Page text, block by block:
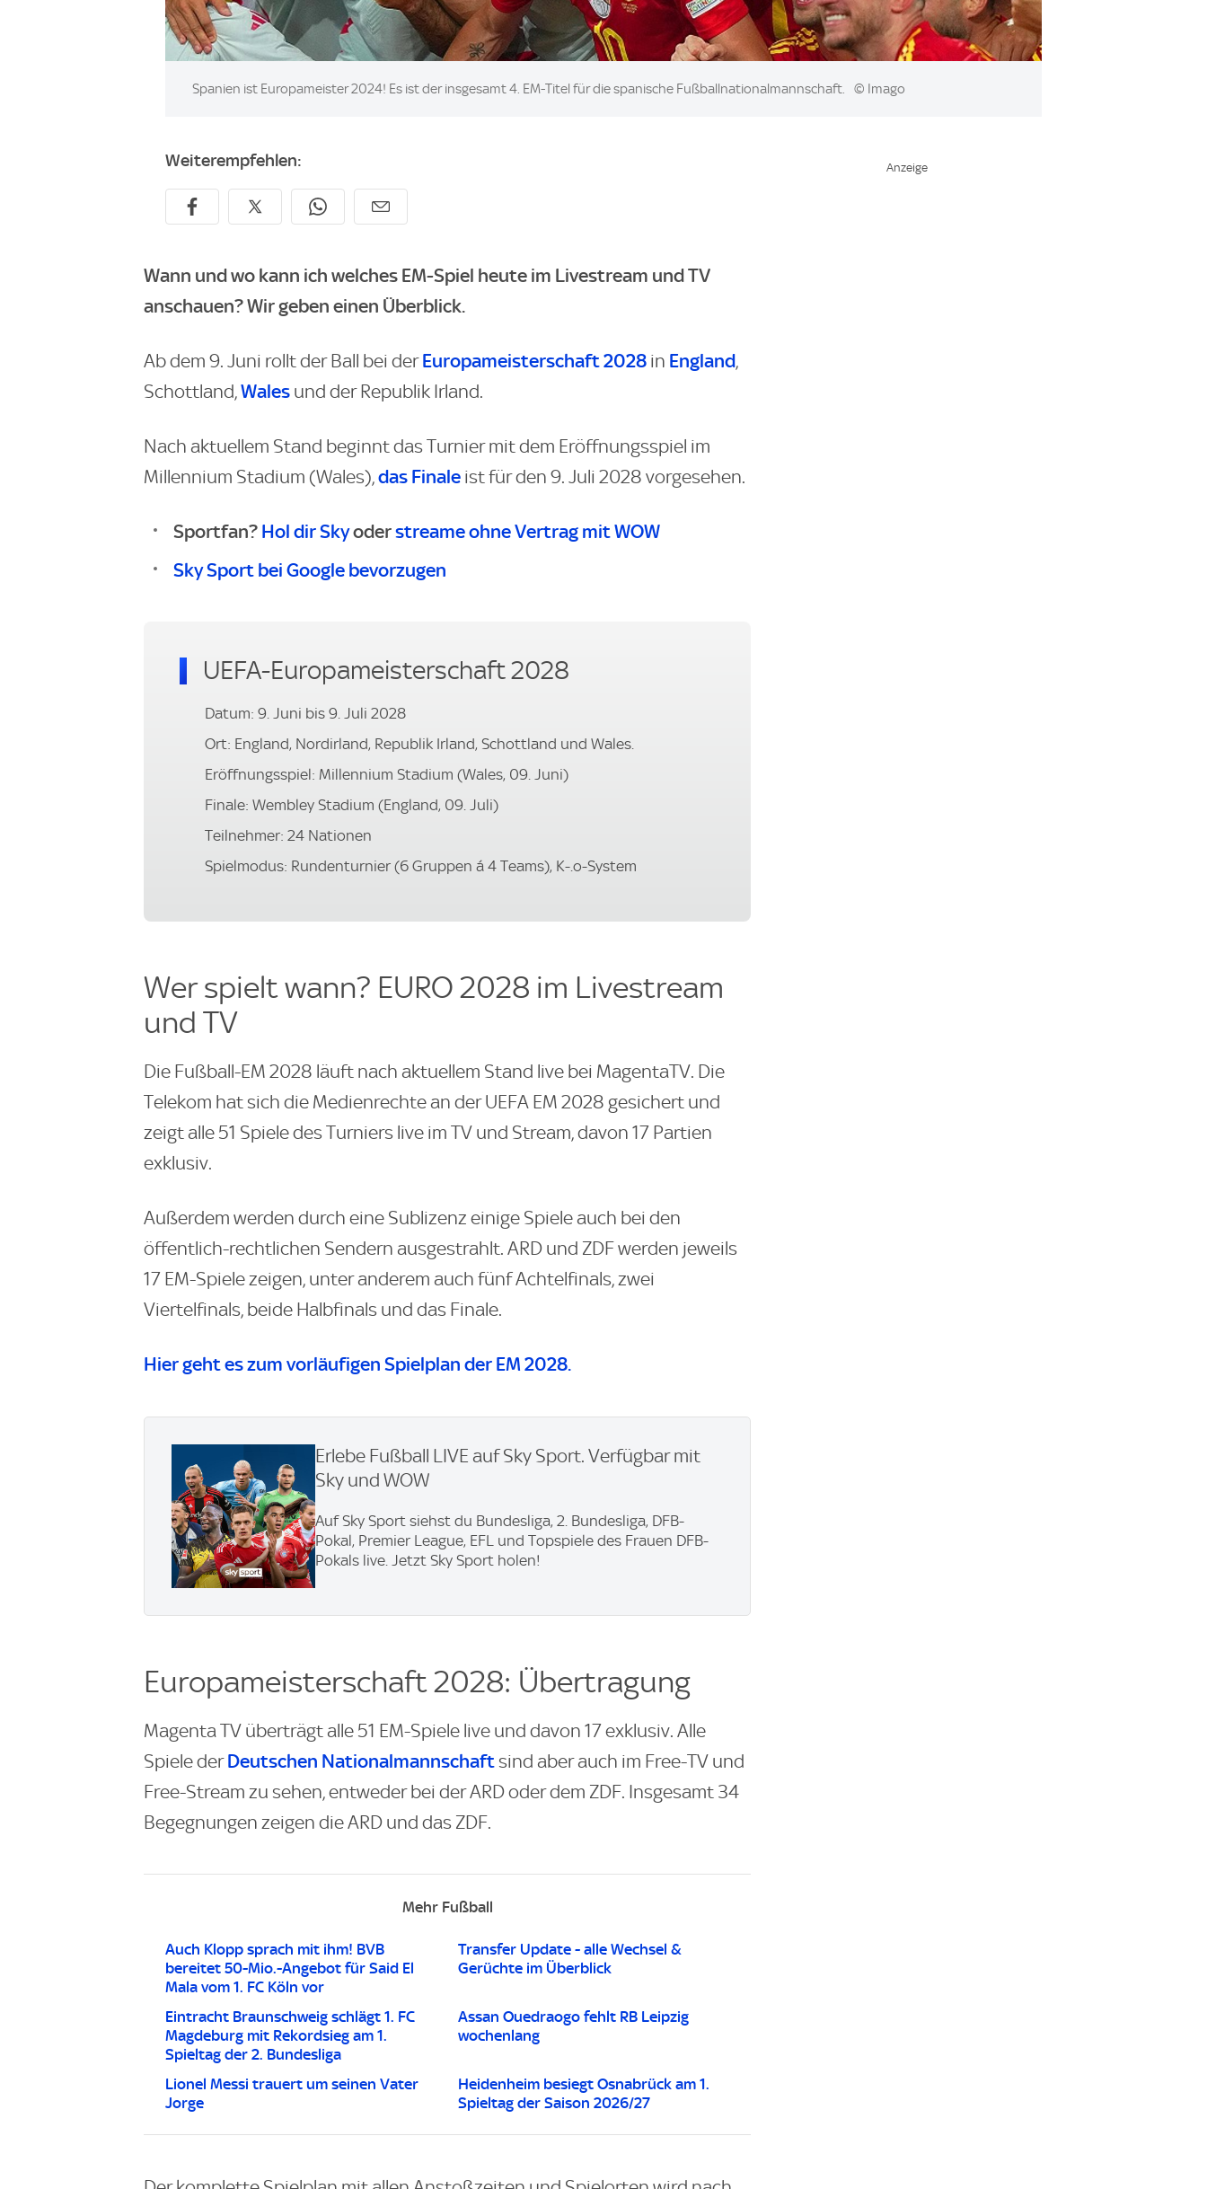
Image:
Spanien ist Europameister 2024! Es ist der insgesamt 4. EM-Titel für die spanische Fußballnationalmannschaft. © Imago
Weiterempfehlen:
Wann und wo kann ich welches EM-Spiel heute im Livestream und TV
anschauen? Wir geben einen Überblick.
Ab dem 9. Juni rollt der Ball bei derEuropameisterschaft 2028 in England,
Schottland,Wales und der Republik Irland.
Nach aktuellem Stand beginnt das Turnier mit dem Eröffnungsspiel im
Millennium Stadium (Wales),das Finale ist für den 9. Juli 2028 vorgesehen.
Sportfan? Hol dir Skyoderstreame ohne Vertrag mit WOW
Sky Sport bei Google bevorzugen
UEFA-Europameisterschaft 2028
Datum: 9. Juni bis 9. Juli 2028
Ort: England, Nordirland, Republik Irland, Schottland und Wales.
Eröffnungsspiel: Millennium Stadium (Wales, 09. Juni)
Finale: Wembley Stadium (England, 09. Juli)
Teilnehmer: 24 Nationen
Spielmodus: Rundenturnier (6 Gruppen á 4 Teams), K-.o-System
Wer spielt wann? EURO 2028 im Livestream
und TV
Die Fußball-EM 2028 läuft nach aktuellem Stand live bei MagentaTV. Die
Telekom hat sich die Medienrechte an der UEFA EM 2028 gesichert und
zeigt alle 51 Spiele des Turniers live im TV und Stream, davon 17 Partien
exklusiv.
Außerdem werden durch eine Sublizenz einige Spiele auch bei den
öffentlich-rechtlichen Sendern ausgestrahlt. ARD und ZDF werden jeweils
17 EM-Spiele zeigen, unter anderem auch fünf Achtelfinals, zwei
Viertelfinals, beide Halbfinals und das Finale.
Hier geht es zum vorläufigen Spielplan der EM 2028.
Erlebe Fußball LIVE auf Sky Sport. Verfügbar mit
Sky und WOW
Auf Sky Sport siehst du Bundesliga, 2. Bundesliga, DFB-
Pokal, Premier League, EFL und Topspiele des Frauen DFB-
Pokals live. Jetzt Sky Sport holen!
Europameisterschaft 2028: Übertragung
Magenta TV überträgt alle 51 EM-Spiele live und davon 17 exklusiv. Alle
Spiele derDeutschen Nationalmannschaft sind aber auch im Free-TV und
Free-Stream zu sehen, entweder bei der ARD oder dem ZDF. Insgesamt 34
Begegnungen zeigen die ARD und das ZDF.
Mehr Fußball
Auch Klopp sprach mit ihm! BVB
bereitet 50-Mio.-Angebot für Said El
Mala vom 1. FC Köln vor
Transfer Update - alle Wechsel &
Gerüchte im Überblick
Eintracht Braunschweig schlägt 1. FC
Magdeburg mit Rekordsieg am 1.
Spieltag der 2. Bundesliga
Assan Ouedraogo fehlt RB Leipzig
wochenlang
Lionel Messi trauert um seinen Vater
Jorge
Heidenheim besiegt Osnabrück am 1.
Spieltag der Saison 2026/27